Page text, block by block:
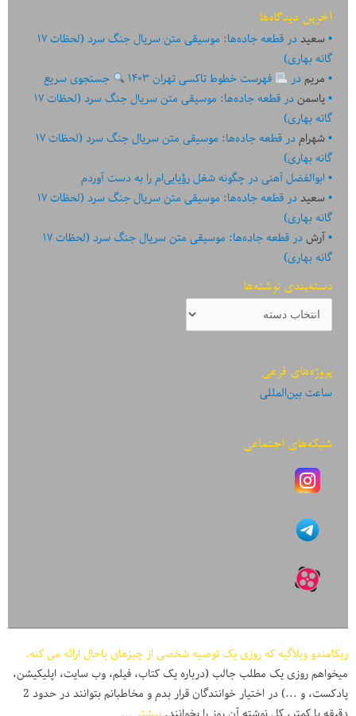
آخرین دیدگاه‌ها
سعیددر
قطعه جاده‌ها: موسیقی متن سریال جنگ سرد (لحظات ۱۷
گانه بهاری)
مریمدر فهرست خطوط تاکسی تهران ۱۴۰۳
جستجوی سریع
یاسمندر
قطعه جاده‌ها: موسیقی متن سریال جنگ سرد (لحظات ۱۷
گانه بهاری)
شهرامدر
قطعه جاده‌ها: موسیقی متن سریال جنگ سرد (لحظات ۱۷
گانه بهاری)
ابوالفضل آهنیدرچگونه شغل رؤیایی‌ام را به دست آوردم
سعیددر
قطعه جاده‌ها: موسیقی متن سریال جنگ سرد (لحظات ۱۷
گانه بهاری)
آرشدر
قطعه جاده‌ها: موسیقی متن سریال جنگ سرد (لحظات ۱۷
گانه بهاری)
دسته‌بندی نوشته‌ها
دسته‌بندی
نوشته‌ها
پروژه‌های فرعی
ساعت بین‌المللی
شبکه‌های اجتماعی
ریکامندو وبلاگیه که روزی یک توصیه شخصی از چیزهای باحال ارائه می کنه.
میخواهم روزی یک مطلب جالب (درباره یک کتاب، فیلم، وب سایت، اپلیکیشن،
پادکست، و ...) در اختیار خوانندگان قرار بدم و مخاطبانم بتوانند در حدود 2